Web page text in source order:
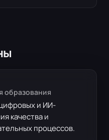
образования
и ИИ-
качества и
процессов.